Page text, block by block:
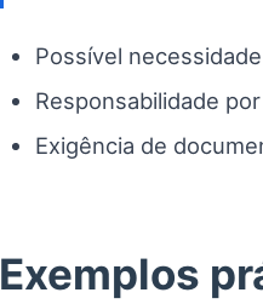
Possível
Responsabilidade
Exigência de
Exemplos